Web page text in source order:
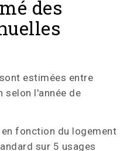
des
estimées entre
selon l'année de
fonction du logement
sur 5 usages